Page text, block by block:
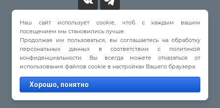
Принимаем к оплате
© 2022 - 2026
Мегагрупп.ру
Наш сайт использует cookie, чтоб с каждым вашим
посещением мы становились лучше.
Продолжая им пользоваться, вы соглашаетесь на обработку
персональных данных в соответствии с политикой
конфиденциальности. Вы всегда можете отказаться от
использования файлов cookie в настройках Вашего браузера.
Хорошо, понятно